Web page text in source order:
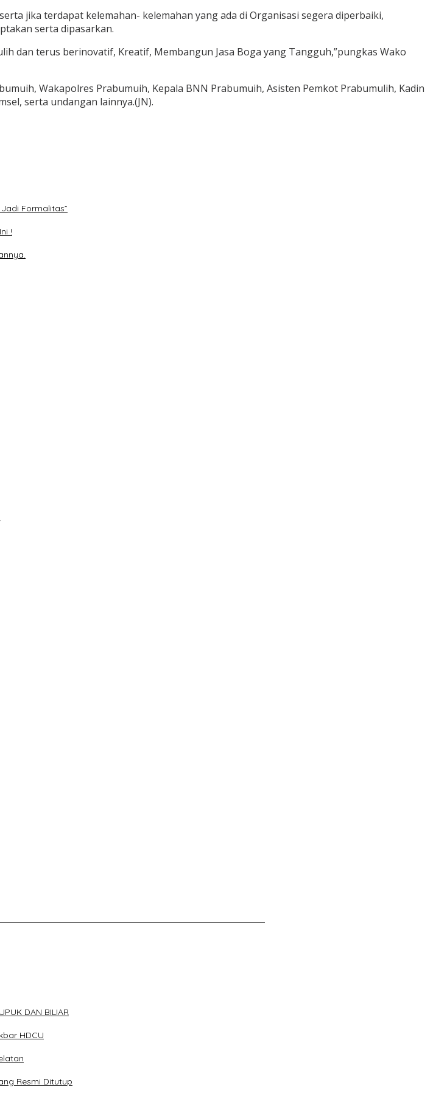
jika terdapat kelemahan- kelemahan yang ada di Organisasi segera diperbaiki,
serta dipasarkan.
dan terus berinovatif, Kreatif, Membangun Jasa Boga yang Tangguh,”pungkas Wako
Wakapolres Prabumuih, Kepala BNN Prabumuih, Asisten Pemkot Prabumulih, Kadin
serta undangan lainnya.(JN).
Formalitas”
!
DAN BILIAR
HDCU
Resmi Ditutup